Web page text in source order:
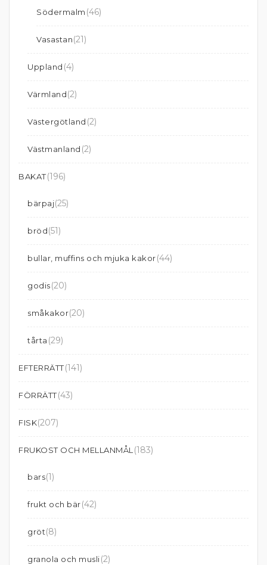
Södermalm (46)
Vasastan(21)
Uppland (4)
Värmland(2)
Västergötland (2)
Västmanland (2)
BAKAT(196)
bärpaj(25)
bröd(51)
bullar, muffins och mjuka kakor(44)
godis(20)
småkakor(20)
tårta (29)
EFTERRÄTT(141)
FÖRRÄTT(43)
FISK(207)
FRUKOST OCH MELLANMÅL (183)
bars(1)
frukt och bär(42)
gröt(8)
granola och musli(2)